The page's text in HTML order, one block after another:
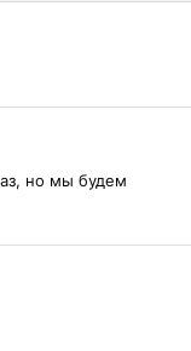
но мы будем